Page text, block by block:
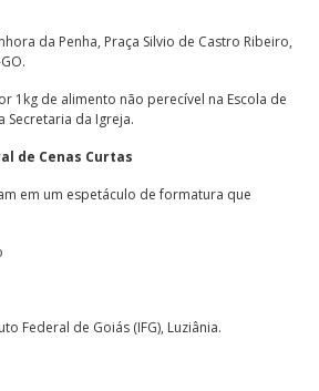
da Penha, Praça Silvio de Castro Ribeiro,
1kg de alimento não perecível na Escola de
Secretaria da Igreja.
de Cenas Curtas
em um espetáculo de formatura que
Federal de Goiás (IFG), Luziânia.